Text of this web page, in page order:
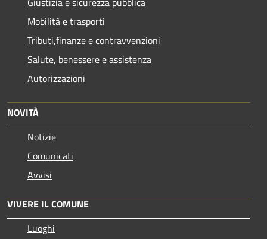
Mobilità e trasporti
Tributi,finanze e contravvenzioni
Salute, benessere e assistenza
Autorizzazioni
NOVITÀ
Notizie
Comunicati
Avvisi
VIVERE IL COMUNE
Luoghi